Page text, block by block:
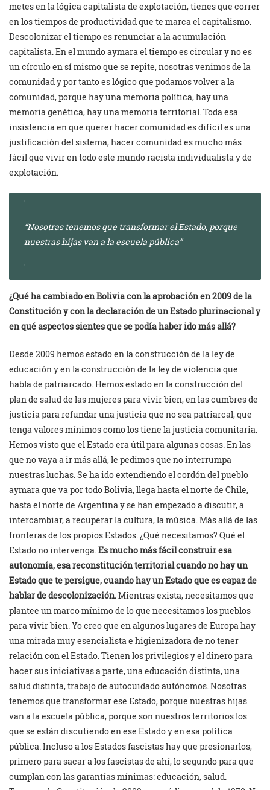
metes en la lógica capitalista de explotación, tienes que correr
en los tiempos de productividad que te marca el capitalismo.
Descolonizar el tiempo es renunciar a la acumulación
capitalista. En el mundo aymara el tiempo es circular y no es
un círculo en sí mismo que se repite, nosotras venimos de la
comunidad y por tanto es lógico que podamos volver a la
comunidad, porque hay una memoria política, hay una
memoria genética, hay una memoria territorial. Toda esa
insistencia en que querer hacer comunidad es difícil es una
justificación del sistema, hacer comunidad es mucho más
fácil que vivir en todo este mundo racista individualista y de
explotación.
“Nosotras tenemos que transformar el Estado, porque
nuestras hijas van a la escuela pública”
¿Qué ha cambiado en Bolivia con la aprobación en 2009 de la
Constitución y con la declaración de un Estado plurinacional y
en qué aspectos sientes que se podía haber ido más allá?
Desde 2009 hemos estado en la construcción de la ley de
educación y en la construcción de la ley de violencia que
habla de patriarcado. Hemos estado en la construcción del
plan de salud de las mujeres para vivir bien, en las cumbres de
justicia para refundar una justicia que no sea patriarcal, que
tenga valores mínimos como los tiene la justicia comunitaria.
Hemos visto que el Estado era útil para algunas cosas. En las
que no vaya a ir más allá, le pedimos que no interrumpa
nuestras luchas. Se ha ido extendiendo el cordón del pueblo
aymara que va por todo Bolivia, llega hasta el norte de Chile,
hasta el norte de Argentina y se han empezado a discutir, a
intercambiar, a recuperar la cultura, la música. Más allá de las
fronteras de los propios Estados. ¿Qué necesitamos? Qué el
Estado no intervenga.Es mucho más fácil construir esa
autonomía, esa reconstitución territorial cuando no hay un
Estado que te persigue, cuando hay un Estado que es capaz de
hablar de descolonización.Mientras exista, necesitamos que
plantee un marco mínimo de lo que necesitamos los pueblos
para vivir bien. Yo creo que en algunos lugares de Europa hay
una mirada muy esencialista e higienizadora de no tener
relación con el Estado. Tienen los privilegios y el dinero para
hacer sus iniciativas a parte, una educación distinta, una
salud distinta, trabajo de autocuidado autónomos. Nosotras
tenemos que transformar ese Estado, porque nuestras hijas
van a la escuela pública, porque son nuestros territorios los
que se están discutiendo en ese Estado y en esa política
pública. Incluso a los Estados fascistas hay que presionarlos,
primero para sacar a los fascistas de ahí, lo segundo para que
cumplan con las garantías mínimas: educación, salud.